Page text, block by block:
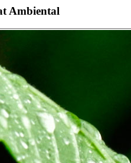
Ambiental